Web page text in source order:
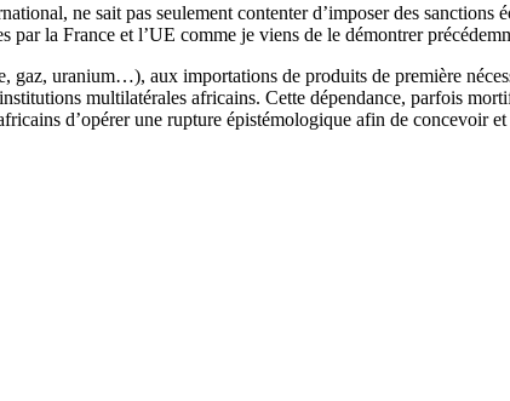
ne sait pas seulement contenter d’imposer des sanctions
la France et l’UE comme je viens de le démontrer
gaz, uranium…), aux importations de produits de première
multilatérales africains. Cette dépendance, parfois
d’opérer une rupture épistémologique afin de concevoir